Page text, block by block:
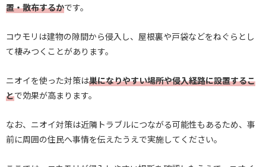
置・散布するかです。
コウモリは建物の隙間から侵入し、屋根裏や戸袋などをねぐらとし
て棲みつくことがあります。
ニオイを使った対策は巣になりやすい場所や侵入経路に設置するこ
とで効果が高まります。
なお、ニオイ対策は近隣トラブルにつながる可能性もあるため、事
前に周囲の住民へ事情を伝えたうえで実施してください。